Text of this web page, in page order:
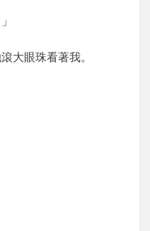
大眼珠看著我。